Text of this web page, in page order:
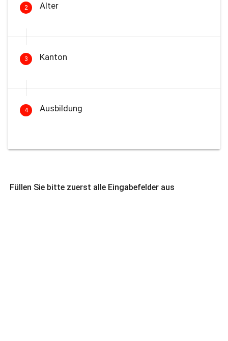
2 Alter
3 Kanton
4 Ausbildung
Füllen Sie bitte zuerst alle Eingabefelder aus